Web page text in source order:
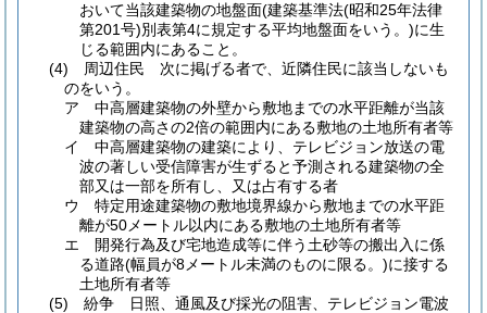
おいて当該建築物の地盤面(建築基準法(昭和25年法律
第201号)別表第4に規定する平均地盤面をいう。)に生
じる範囲内にあること。
(4)
周辺住民 次に掲げる者で、近隣住民に該当しないも
のをいう。
ア
中高層建築物の外壁から敷地までの水平距離が当該
建築物の高さの2倍の範囲内にある敷地の土地所有者等
イ
中高層建築物の建築により、テレビジョン放送の電
波の著しい受信障害が生ずると予測される建築物の全
部又は一部を所有し、又は占有する者
ウ
特定用途建築物の敷地境界線から敷地までの水平距
離が50メートル以内にある敷地の土地所有者等
エ
開発行為及び宅地造成等に伴う土砂等の搬出入に係
る道路(幅員が8メートル未満のものに限る。)に接する
土地所有者等
(5)
紛争 日照、通風及び採光の阻害、テレビジョン電波